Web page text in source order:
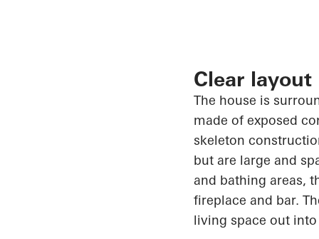
Clear
The house is
made of exposed
skeleton
but are large and
and bathing areas,
fireplace and bar.
living space out